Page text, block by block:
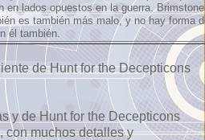
en lados opuestos en la guerra.
es también más malo, y no hay forma
él también.
de Hunt for the Decepticons
y de Hunt for the Decepticons
con muchos detalles y